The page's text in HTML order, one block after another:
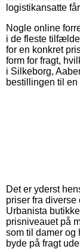
logistikansatte
Nogle online
i de fleste
for en konkret
form for fragt,
i Silkeborg,
bestillingen til en
Det er yderst
priser fra diverse
Urbanista
prisniveauet på
som til damer og
byde på fragt